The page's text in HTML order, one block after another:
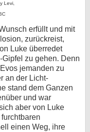
Levi,
erfüllt und mit
zurückreist,
Luke überredet
zu gehen. Denn
jemanden zu
an der Licht-
stand dem Ganzen
und war
aber von Luke
einen Weg, ihre